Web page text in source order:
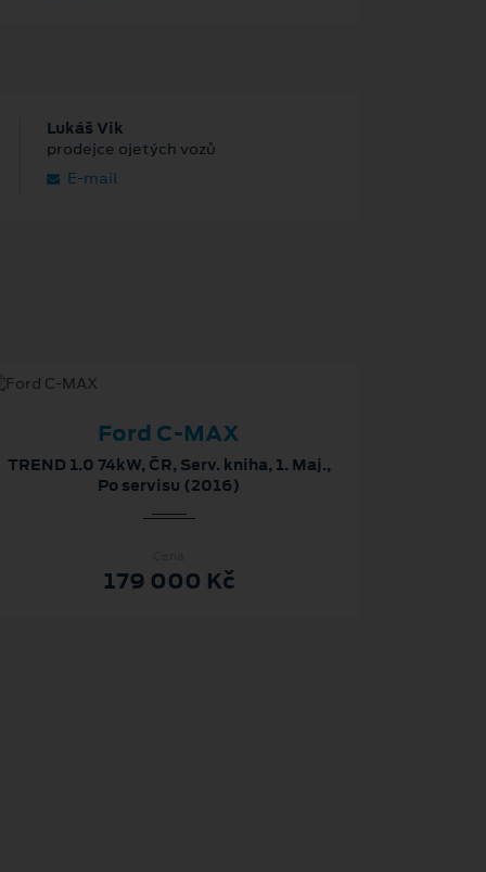
Lukáš Vik
prodejce ojetých vozů
E‑mail
Ford C-MAX
TREND 1.0 74kW, ČR, Serv. kniha, 1. Maj.,
Po servisu (2016)
179 000 Kč